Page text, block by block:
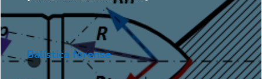
Balística forense